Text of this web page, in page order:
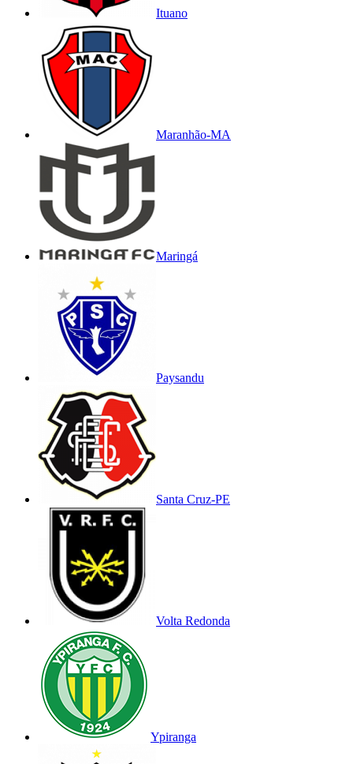
Ituano
Maranhão-MA
Maringá
Paysandu
Santa Cruz-PE
Volta Redonda
Ypiranga